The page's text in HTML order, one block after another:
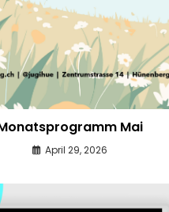
Mai
April 29, 2026